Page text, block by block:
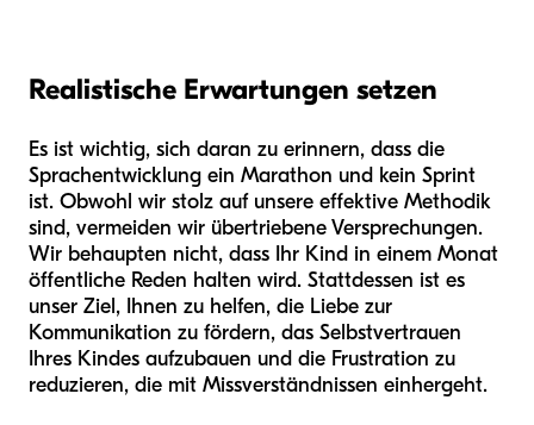
Realistische Erwartungen setzen
Es ist wichtig, sich daran zu erinnern, dass die
Sprachentwicklung ein Marathon und kein Sprint
ist. Obwohl wir stolz auf unsere effektive Methodik
sind, vermeiden wir übertriebene Versprechungen.
Wir behaupten nicht, dass Ihr Kind in einem Monat
öffentliche Reden halten wird. Stattdessen ist es
unser Ziel, Ihnen zu helfen, die Liebe zur
Kommunikation zu fördern, das Selbstvertrauen
Ihres Kindes aufzubauen und die Frustration zu
reduzieren, die mit Missverständnissen einhergeht.